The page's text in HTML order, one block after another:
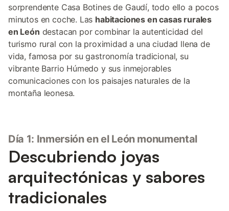
sorprendente Casa Botines de Gaudí, todo ello a pocos
minutos en coche. Las habitaciones en casas rurales
en León destacan por combinar la autenticidad del
turismo rural con la proximidad a una ciudad llena de
vida, famosa por su gastronomía tradicional, su
vibrante Barrio Húmedo y sus inmejorables
comunicaciones con los paisajes naturales de la
montaña leonesa.
Día 1: Inmersión en el León monumental
Descubriendo joyas
arquitectónicas y sabores
tradicionales